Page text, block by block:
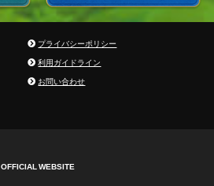
プライバシーポリシー
利用ガイドライン
お問い合わせ
OFFICIAL WEBSITE